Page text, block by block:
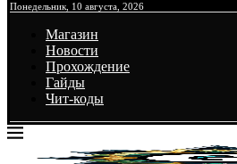
Понедельник, 10 августа, 2026
Магазин
Новости
Прохождение
Гайды
Чит-коды